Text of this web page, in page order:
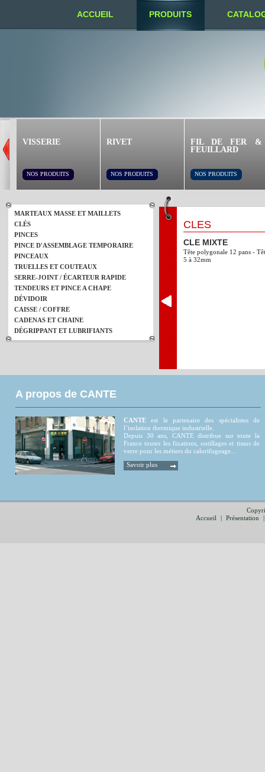
ACCUEIL PRODUITS
VISSERIE
NOS PRODUITS
RIVET
NOS PRODUITS
FIL DE FER &
FEUILLARD
NOS PRODUITS
MARTEAUX MASSE ET MAILLETS
CLÉS
PINCES
PINCE D'ASSEMBLAGE TEMPORAIRE
PINCEAUX
TRUELLES ET COUTEAUX
SERRE-JOINT / ÉCARTEUR RAPIDE
TENDEURS ET PINCE A CHAPE
DÉVIDOIR
CAISSE / COFFRE
CADENAS ET CHAINE
DÉGRIPPANT ET LUBRIFIANTS
CLÉS
CLE MIXTE
Tête polygonale 12 pans -
5 à 32mm
A propos de CANTE
CANTE est le partenaire des spécialistes de
l’isolation thermique industrielle.
Depuis 30 ans, CANTE distribue sur toute la
France toutes les fixations, outillages et tissus de
verre pour les métiers du calorifugeage...
Savoir plus
Accueil
| Présentation